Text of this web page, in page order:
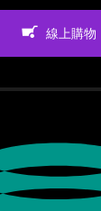
線上購物